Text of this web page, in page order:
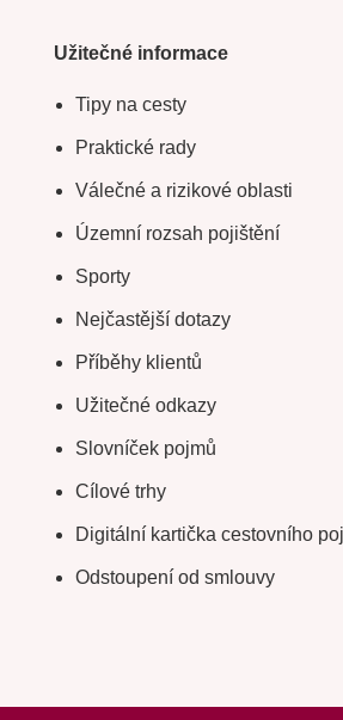
Užitečné informace
Tipy na cesty
Praktické rady
Válečné a rizikové oblasti
Územní rozsah pojištění
Sporty
Nejčastější dotazy
Příběhy klientů
Užitečné odkazy
Slovníček pojmů
Cílové trhy
Digitální kartička cestovního
Odstoupení od smlouvy